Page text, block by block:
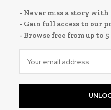
- Never miss a story
- Gain full access to our
- Browse free from up to